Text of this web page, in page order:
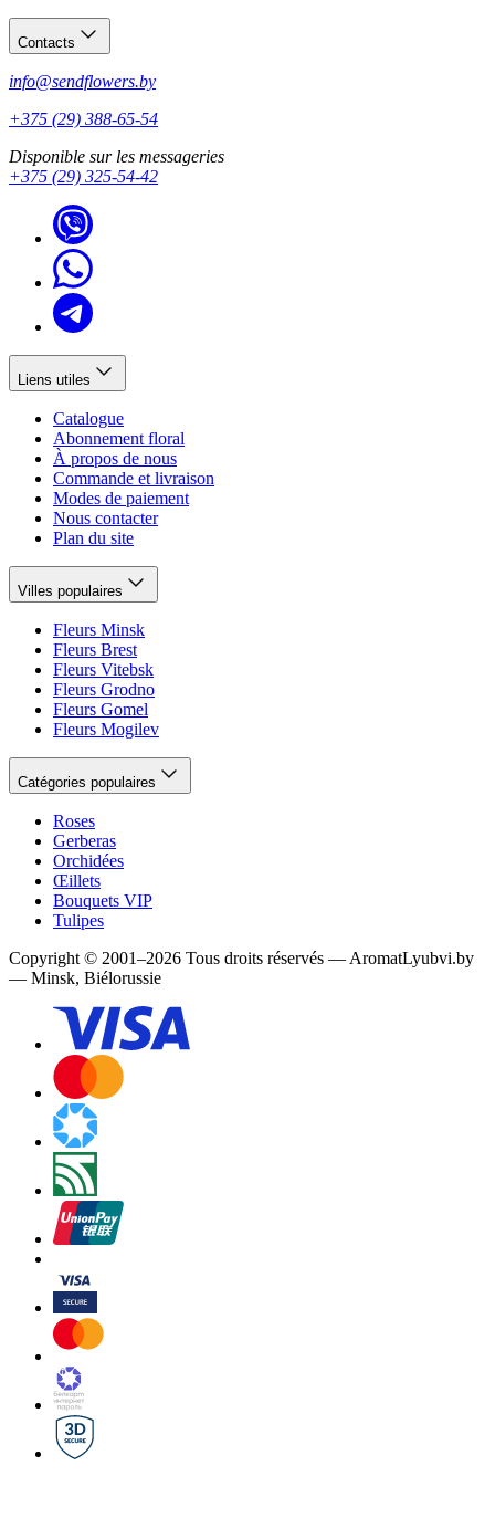
Contacts
info@sendflowers.by
+375 (29) 388-65-54
Disponible sur les messageries
+375 (29) 325-54-42
Liens utiles
Catalogue
Abonnement floral
À propos de nous
Commande et livraison
Modes de paiement
Nous contacter
Plan du site
Villes populaires
Fleurs Minsk
Fleurs Brest
Fleurs Vitebsk
Fleurs Grodno
Fleurs Gomel
Fleurs Mogilev
Catégories populaires
Roses
Gerberas
Orchidées
Œillets
Bouquets VIP
Tulipes
Copyright © 2001–2026 Tous droits réservés — AromatLyubvi.by
— Minsk, Biélorussie